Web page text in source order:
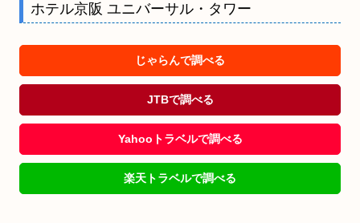
ホテル京阪 ユニバーサル・タワー
じゃらんで調べる
JTBで調べる
Yahooトラベルで調べる
楽天トラベルで調べる